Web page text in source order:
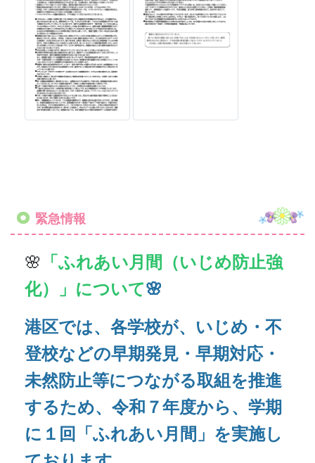
緊急情報
🌸「ふれあい月間（いじめ防止強
化）」について
するため、令和７年度から、学期
に１回「ふれあい月間」を実施し
ております。
◎新入園児保護者を対象としたカ
ウンセラー面接の実施
◎幼児が園生活で困っていること
や嫌なことがないかの聞き取り